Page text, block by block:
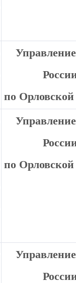
по Орловской
по Орловской